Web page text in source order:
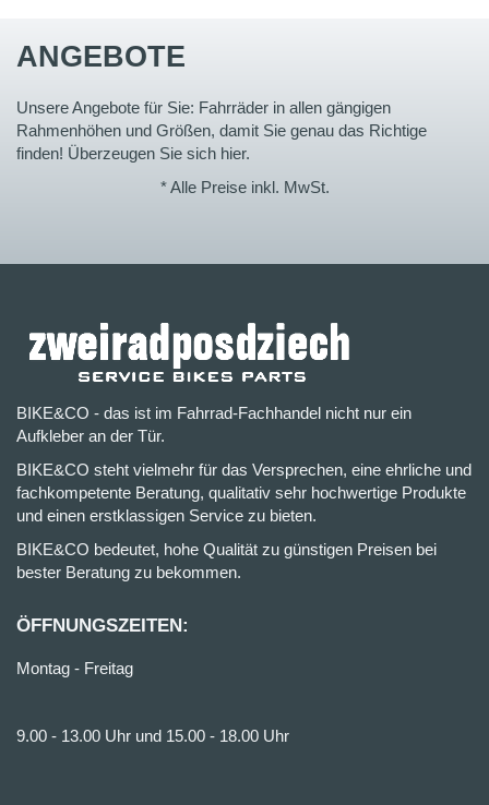
ANGEBOTE
Unsere Angebote für Sie: Fahrräder in allen gängigen
Rahmenhöhen und Größen, damit Sie genau das Richtige
finden! Überzeugen Sie sich hier.
* Alle Preise inkl. MwSt.
BIKE&CO - das ist im Fahrrad-Fachhandel nicht nur ein
Aufkleber an der Tür.
BIKE&CO steht vielmehr für das Versprechen, eine ehrliche und
fachkompetente Beratung, qualitativ sehr hochwertige Produkte
und einen erstklassigen Service zu bieten.
BIKE&CO bedeutet, hohe Qualität zu günstigen Preisen bei
bester Beratung zu bekommen.
ÖFFNUNGSZEITEN:
Montag - Freitag
9.00 - 13.00 Uhr und 15.00 - 18.00 Uhr